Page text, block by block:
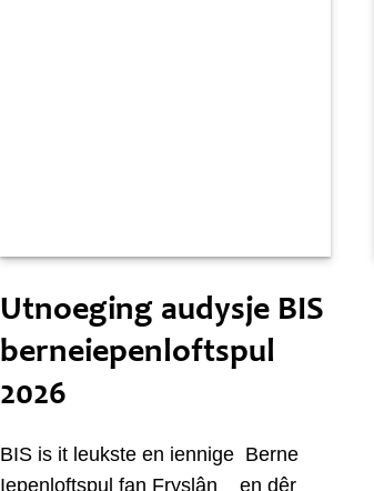
Utnoeging audysje BIS
berneiepenloftspul
2026
BIS is it leukste en iennige Berne
Iepenloftspul fan Fryslân en dêr